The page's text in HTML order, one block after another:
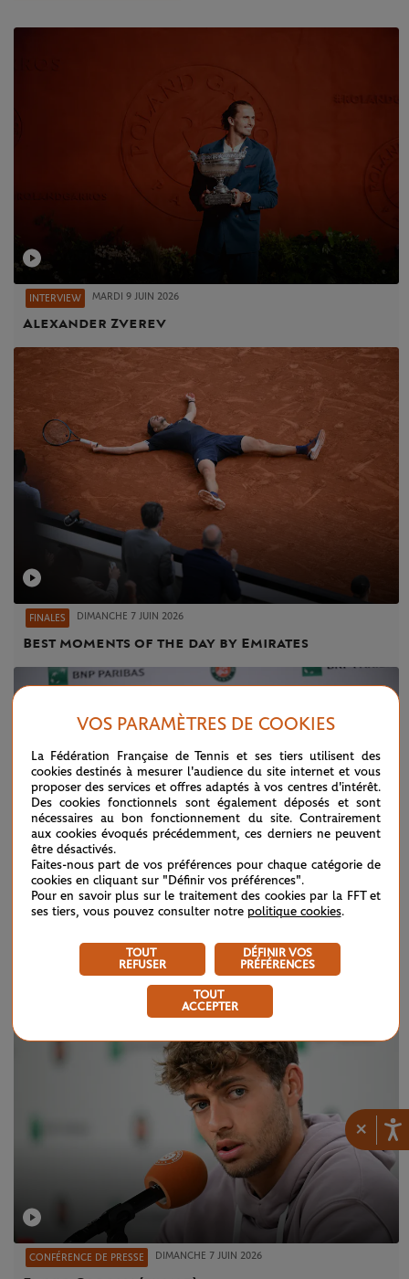
×
INTERVIEW MARDI 9 JUIN 2026
Alexander Zverev
FINALES DIMANCHE 7 JUIN 2026
Best moments of the day by Emirates
Alexander Zverev (finale)
CONFÉRENCE DE PRESSE DIMANCHE 7 JUIN 2026
VOS PARAMÈTRES DE COOKIES
La Fédération Française de Tennis et ses tiers utilisent des
cookies destinés à mesurer l'audience du site internet et vous
proposer des services et offres adaptés à vos centres d'intérêt.
Des cookies fonctionnels sont également déposés et sont
nécessaires au bon fonctionnement du site. Contrairement
aux cookies évoqués précédemment, ces derniers ne peuvent
être désactivés.
Faites-nous part de vos préférences pour chaque catégorie de
cookies en cliquant sur "Définir vos préférences".
Pour en savoir plus sur le traitement des cookies par la FFT et
ses tiers, vous pouvez consulter notre politique cookies.
TOUT
REFUSER
DÉFINIR VOS
PRÉFÉRENCES
TOUT
ACCEPTER